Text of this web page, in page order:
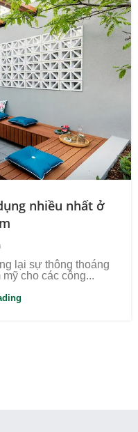
nhiều nhất ở
lại sự thông thoáng
cho các công...